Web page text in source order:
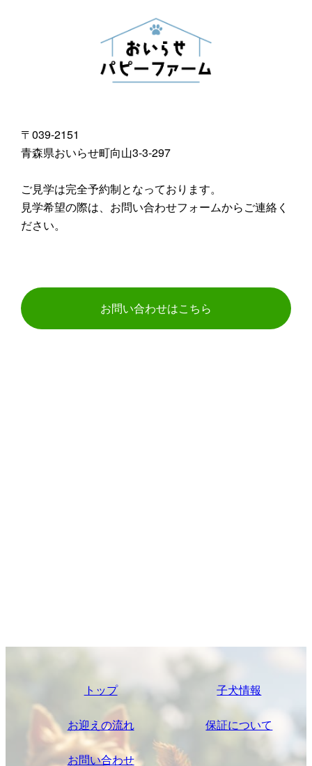
〒039-2151
青森県おいらせ町向山3-3-297
ご見学は完全予約制となっております。
見学希望の際は、お問い合わせフォームからご連絡く
ださい。
お問い合わせはこちら
トップ 子犬情報
お迎えの流れ 保証について
お問い合わせ